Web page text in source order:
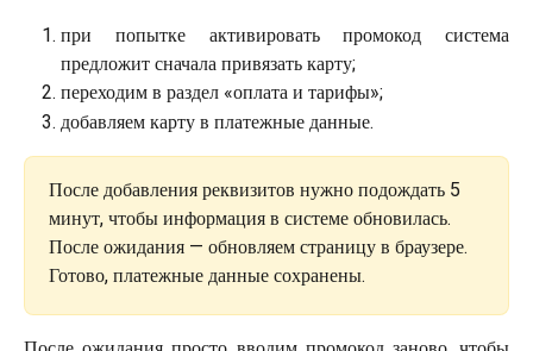
при попытке активировать промокод система
предложит сначала привязать карту;
переходим в раздел «оплата и тарифы»;
добавляем карту в платежные данные.
После добавления реквизитов нужно подождать 5
минут, чтобы информация в системе обновилась.
После ожидания — обновляем страницу в браузере.
Готово, платежные данные сохранены.